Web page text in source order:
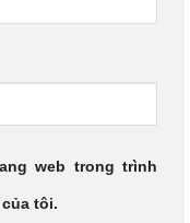
web trong trình
tôi.